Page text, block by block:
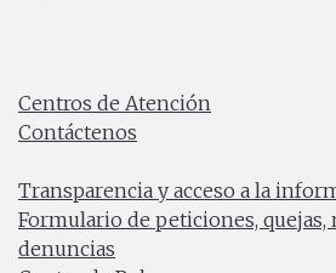
Centros de Atención
Contáctenos
Transparencia y acceso a la
Formulario de peticiones, quejas,
denuncias